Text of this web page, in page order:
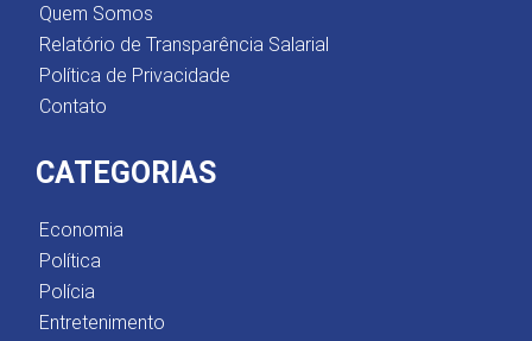
Quem Somos
Relatório de Transparência Salarial
Política de Privacidade
Contato
CATEGORIAS
Economia
Política
Polícia
Entretenimento